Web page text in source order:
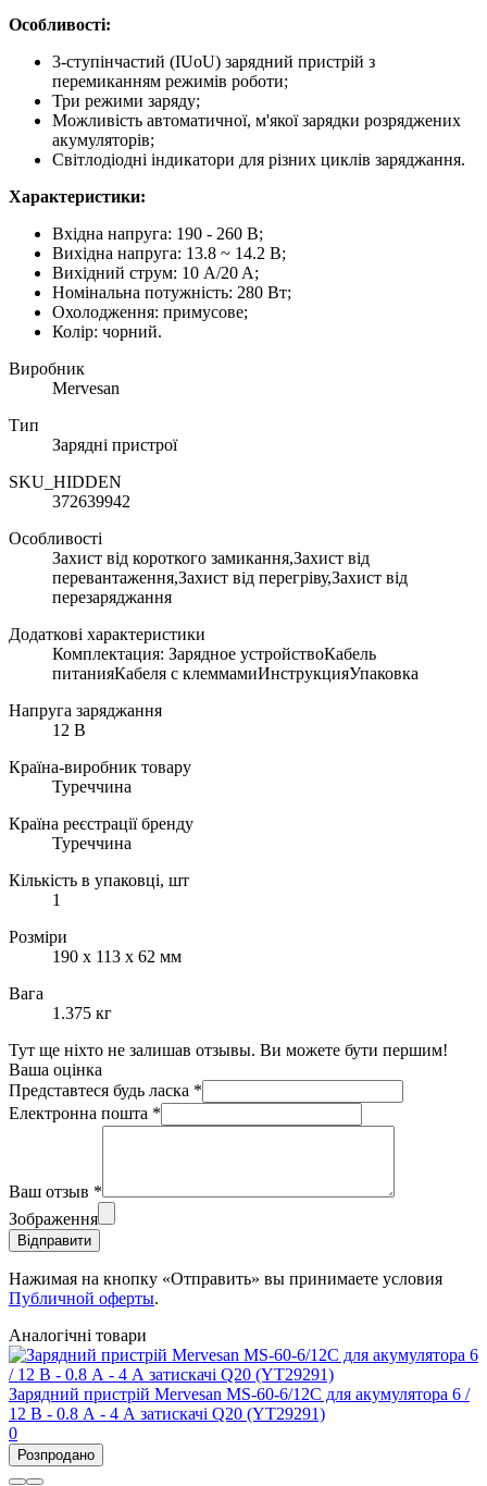
Особливості:
3-ступінчастий (IUoU) зарядний пристрій з
перемиканням режимів роботи;
Три режими заряду;
Можливість автоматичної, м'якої зарядки розряджених
акумуляторів;
Світлодіодні індикатори для різних циклів заряджання.
Характеристики:
Вхідна напруга: 190 - 260 В;
Вихідна напруга: 13.8 ~ 14.2 В;
Вихідний струм: 10 A/20 A;
Номінальна потужність: 280 Вт;
Охолодження: примусове;
Колір: чорний.
Виробник
Mervesan
Тип
Зарядні пристрої
SKU_HIDDEN
372639942
Особливості
Захист від короткого замикання,Захист від
перевантаження,Захист від перегріву,Захист від
перезаряджання
Додаткові характеристики
Комплектация: Зарядное устройствоКабель
питанияКабеля с клеммамиИнструкцияУпаковка
Напруга заряджання
12 В
Країна-виробник товару
Туреччина
Країна реєстрації бренду
Туреччина
Кількість в упаковці, шт
1
Розміри
190 x 113 x 62 мм
Вага
1.375 кг
Тут ще ніхто не залишав отзывы. Ви можете бути першим!
Ваша оцінка
Представтеся будь ласка *
Електронна пошта *
Ваш отзыв *
Зображення
Відправити
Нажимая на кнопку «Отправить» вы принимаете условия
Публичной оферты.
Аналогічні товари
Зарядний пристрій Mervesan MS-60-6/12C для акумулятора 6 /
12 В - 0.8 А - 4 А затискачі Q20 (YT29291)
0
Розпродано